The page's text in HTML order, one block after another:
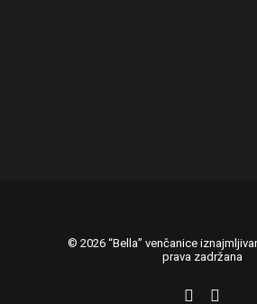
© 2026 “Bella” venčanice
prava zadržana